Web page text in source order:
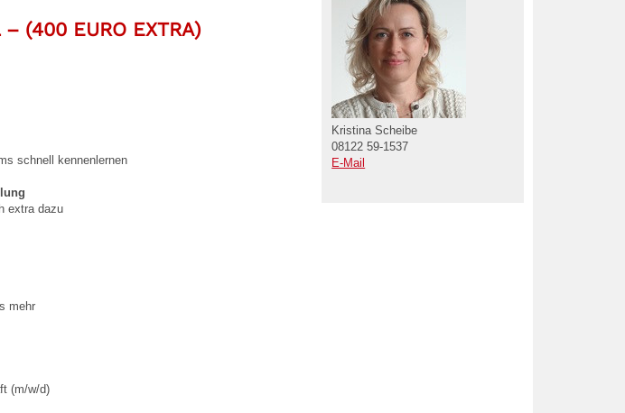
Kristina Scheibe
08122 59-1537
E-Mail
– (400 EURO EXTRA)
schnell kennenlernen
extra dazu
mehr
(m/w/d)